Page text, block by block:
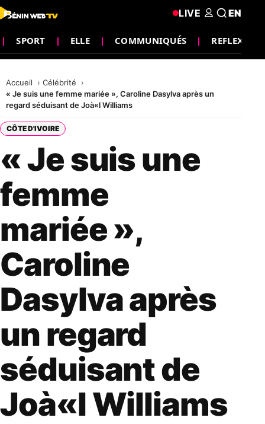
SPORT ELLE COMMUNIQUÉS REFLEXION
LIVE EN
Accueil
Célébrité
« Je suis une femme mariée », Caroline Dasylva après un
regard séduisant de Joà«l Williams
CÔTE D'IVOIRE
« Je suis une
femme
mariée »,
Caroline
Dasylva après
un regard
séduisant de
Joà«l Williams